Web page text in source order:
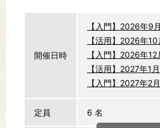
開催日時
【入門】2026年
【活用】2026年
【入門】2026年
【活用】2027年1
【入門】2027年2
定員 6 名